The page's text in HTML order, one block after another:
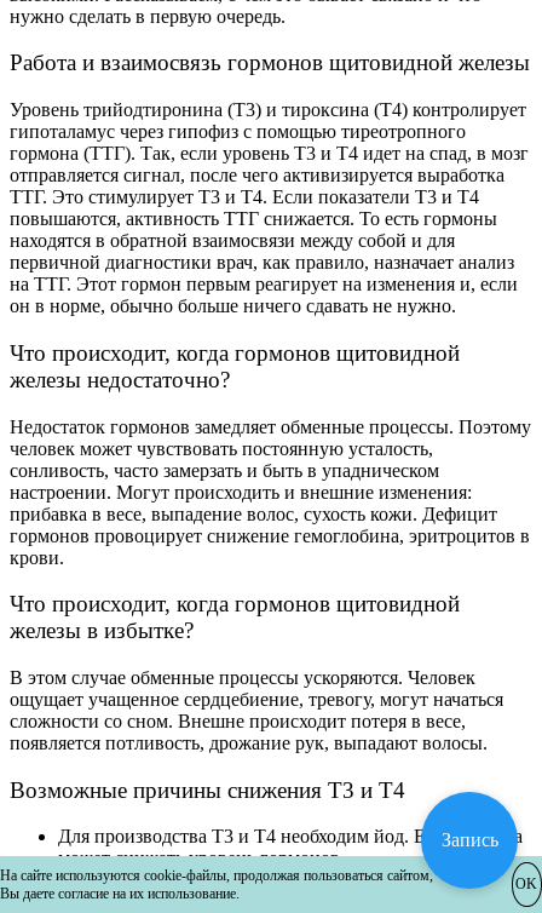
нужно сделать в первую очередь.
Работа и взаимосвязь гормонов щитовидной железы
Уровень трийодтиронина (Т3) и тироксина (Т4) контролирует
гипоталамус через гипофиз с помощью тиреотропного
гормона (ТТГ). Так, если уровень Т3 и Т4 идет на спад, в мозг
отправляется сигнал, после чего активизируется выработка
ТТГ. Это стимулирует Т3 и Т4. Если показатели Т3 и Т4
повышаются, активность ТТГ снижается. То есть гормоны
находятся в обратной взаимосвязи между собой и для
первичной диагностики врач, как правило, назначает анализ
на ТТГ. Этот гормон первым реагирует на изменения и, если
он в норме, обычно больше ничего сдавать не нужно.
Что происходит, когда гормонов щитовидной
железы недостаточно?
Недостаток гормонов замедляет обменные процессы. Поэтому
человек может чувствовать постоянную усталость,
сонливость, часто замерзать и быть в упадническом
настроении. Могут происходить и внешние изменения:
прибавка в весе, выпадение волос, сухость кожи. Дефицит
гормонов провоцирует снижение гемоглобина, эритроцитов в
крови.
Что происходит, когда гормонов щитовидной
железы в избытке?
В этом случае обменные процессы ускоряются. Человек
ощущает учащенное сердцебиение, тревогу, могут начаться
сложности со сном. Внешне происходит потеря в весе,
появляется потливость, дрожание рук, выпадают волосы.
Возможные причины снижения Т3 и Т4
Для производства Т3 и Т4 необходим йод. Его нехватка
может снижать уровень гормонов.
Аутоиммунные заболевания, при которых организм
атакует собственную щитовидную железу.
Запись
На сайте используются cookie-файлы, продолжая пользоваться сайтом,
Вы даете согласие на их использование.
OK